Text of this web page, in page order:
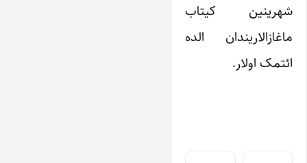
شهرینین کیتاب
ماغازالاریندان الده
ائتمک اولار.